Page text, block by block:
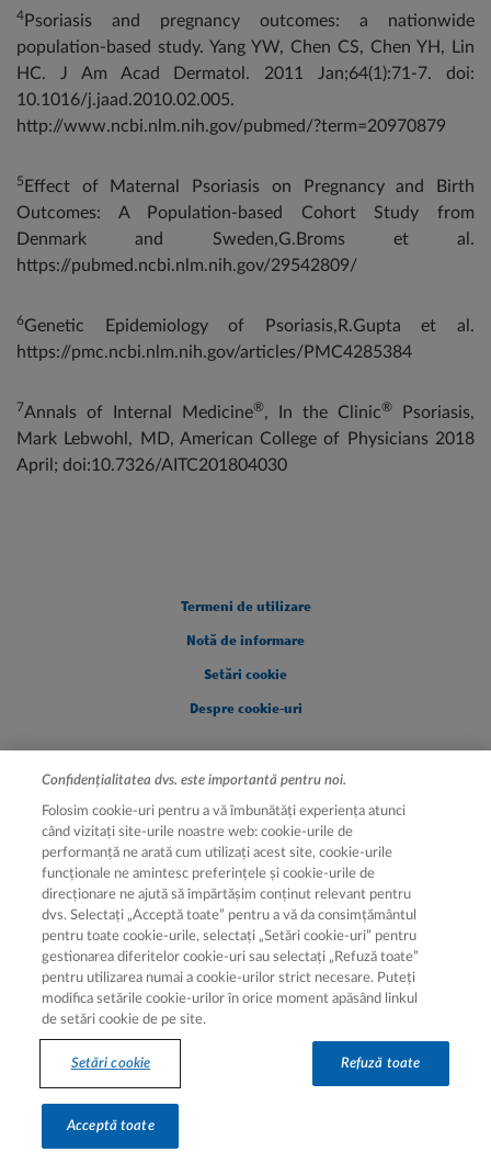
4 Psoriasis and pregnancy outcomes: a nationwide
population-based study. Yang YW, Chen CS, Chen YH, Lin
HC. J Am Acad Dermatol. 2011 Jan;64(1):71-7. doi:
10.1016/j.jaad.2010.02.005.
http://www.ncbi.nlm.nih.gov/pubmed/?term=20970879
5 Effect of Maternal Psoriasis on Pregnancy and Birth
Outcomes: A Population-based Cohort Study from
Denmark and Sweden,G.Broms et al.
https://pubmed.ncbi.nlm.nih.gov/29542809/
6Genetic Epidemiology of Psoriasis,R.Gupta et al.
https://pmc.ncbi.nlm.nih.gov/articles/PMC4285384
7Annals of Internal Medicine®, In the Clinic®
Psoriasis,
Mark Lebwohl, MD, American College of Physicians 2018
April; doi:10.7326/AITC201804030
Termeni de utilizare
Notă de informare
Setări cookie
Despre cookie-uri
Hartă site
Hartă site
© 2026 Novartis AG | Aprobat ANMDMR (50019E/22.07.2025)
Recomandăm consultarea unui profesionist din domeniul sănătății.
Confidențialitatea dvs. este importantă pentru noi.
Folosim cookie-uri pentru a vă îmbunătăți experiența atunci
când vizitați site-urile noastre web: cookie-urile de
performanță ne arată cum utilizați acest site, cookie-urile
funcționale ne amintesc preferințele și cookie-urile de
direcționare ne ajută să împărtășim conținut relevant pentru
dvs. Selectați „Acceptă toate” pentru a vă da consimțământul
pentru toate cookie-urile, selectați „Setări cookie-uri” pentru
gestionarea diferitelor cookie-uri sau selectați „Refuză toate”
pentru utilizarea numai a cookie-urilor strict necesare. Puteți
modifica setările cookie-urilor în orice moment apăsând linkul
de setări cookie de pe site.
Setări cookie Refuză toate
Acceptă toate